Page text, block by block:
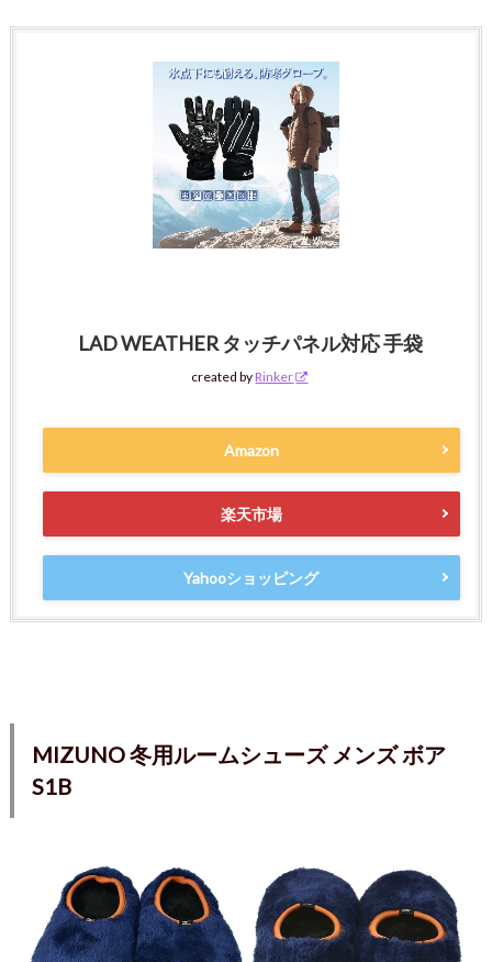
LAD WEATHER タッチパネル対応 手袋
created by Rinker
Amazon
楽天市場
Yahooショッピング
MIZUNO 冬用ルームシューズ メンズ ボア
S1B